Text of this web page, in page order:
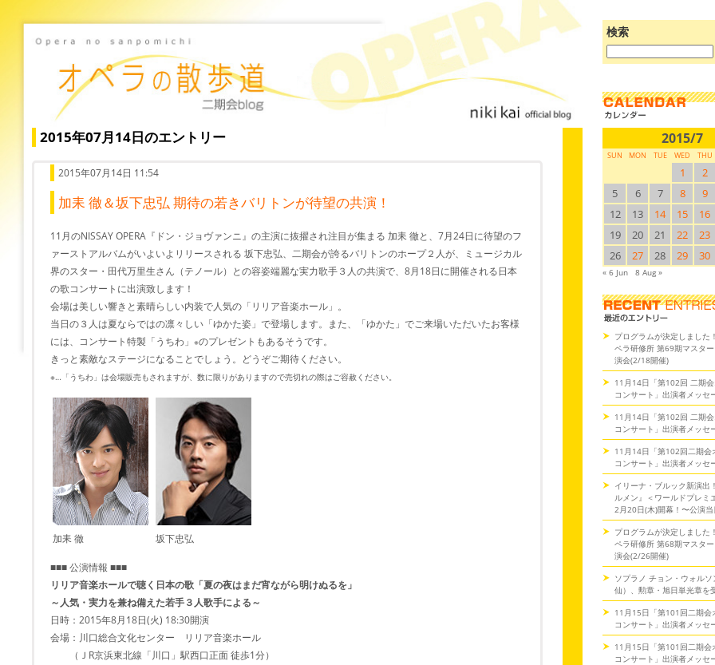
検索
ブ
ロ
検
索:
2015年07月14日のエントリー
2015年07月14日 11:54
加耒 徹＆坂下忠弘 期待の若きバリトンが待望の共演！
11月のNISSAY OPERA『ドン・ジョヴァンニ』の主演に抜擢され注目が集まる 加耒 徹と、7月24日に待望のフ
ァーストアルバムがいよいよリリースされる 坂下忠弘、二期会が誇るバリトンのホープ２人が、ミュージカル
界のスター・田代万里生さん（テノール）との容姿端麗な実力歌手３人の共演で、8月18日に開催される日本
の歌コンサートに出演致します！
会場は美しい響きと素晴らしい内装で人気の「リリア音楽ホール」。
当日の３人は夏ならではの凛々しい「ゆかた姿」で登場します。また、「ゆかた」でご来場いただいたお客様
には、コンサート特製「うちわ」 ※のプレゼントもあるそうです。
きっと素敵なステージになることでしょう。どうぞご期待ください。
※…「うちわ」は会場販売もされますが、数に限りがありますので売切れの際はご容赦ください。
加耒 徹 坂下忠弘
■■■ 公演情報 ■■■
リリア音楽ホールで聴く日本の歌「夏の夜はまだ宵ながら明けぬるを」
～人気・実力を兼ね備えた若手３人歌手による～
日時：2015年8月18日(火) 18:30開演
会場：川口総合文化センター リリア音楽ホール
（ＪR京浜東北線「川口」駅西口正面 徒歩1分）
2015/7
SUN MON TUE WED THU
1
2
5
6 7 8
9
12
13 14 15
16
19
20 21 22
23
26
27 28 29 30
« 6 Jun 8 Aug »
プログラムが決定しました
ペラ研修所 第69期マスタ
演会(2/18開催)
11月14日「第102回 二期
コンサート」出演者メッセ
11月14日「第102回 二期
コンサート」出演者メッセ
11月14日「第102回二期会
コンサート」出演者メッセ
イリーナ・ブルック新演出
ルメン』＜ワールドプレミ
2月20日(木)開幕！〜公演
プログラムが決定しました
ペラ研修所 第68期マスタ
演会(2/26開催)
ソプラノ チョン・ウォルソ
仙）、勲章・旭日単光章を
11月15日「第101回二期会
コンサート」出演者メッセ
11月15日「第101回二期会
コンサート」出演者メッセ